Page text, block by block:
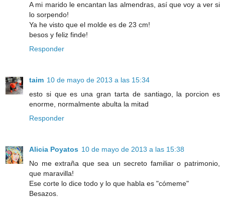
A mi marido le encantan las almendras, así que voy a ver si
lo sorpendo!
Ya he visto que el molde es de 23 cm!
besos y feliz finde!
Responder
taim 10 de mayo de 2013 a las 15:34
esto si que es una gran tarta de santiago, la porcion es
enorme, normalmente abulta la mitad
Responder
Alicia Poyatos 10 de mayo de 2013 a las 15:38
No me extraña que sea un secreto familiar o patrimonio,
que maravilla!
Ese corte lo dice todo y lo que habla es "cómeme"
Besazos.